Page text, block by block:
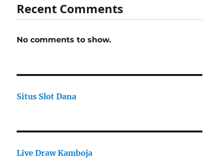
Recent Comments
No comments to show.
Situs Slot Dana
Live Draw Kamboja